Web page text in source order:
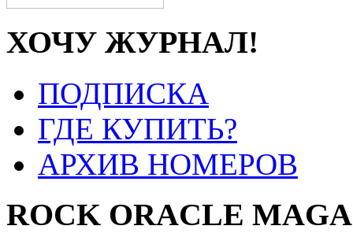
ХОЧУ ЖУРНАЛ!
ПОДПИСКА
ГДЕ КУПИТЬ?
АРХИВ НОМЕРОВ
ROCK ORACLE